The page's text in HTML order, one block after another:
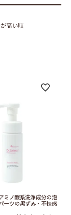
高い順
ミノ酸系洗浄成分の泡
ーツの黒ずみ・不快感